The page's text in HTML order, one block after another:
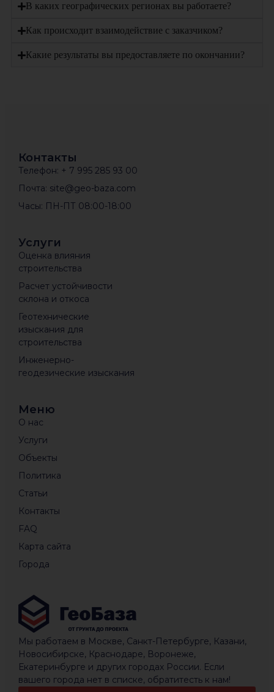
В каких географических регионах вы работаете?
Как происходит взаимодействие с заказчиком?
Какие результаты вы предоставляете по окончании?
Мы работаем в Москве, Санкт-Петербурге, Казани,
Новосибирске, Краснодаре, Воронеже,
Екатеринбурге и других городах России. Если
вашего города нет в списке, обратитесть к нам!
Услуги
Оценка влияния
строительства
Расчет устойчивости
склона и откоса
Геотехнические
изыскания для
строительства
Инженерно-
геодезические изыскания
Меню
О нас
Услуги
Объекты
Политика
Статьи
Контакты
FAQ
Карта сайта
Города
Контакты
Телефон: + 7 995 285 93 00
Почта: site@geo-baza.com
Часы: ПН-ПТ 08:00-18:00